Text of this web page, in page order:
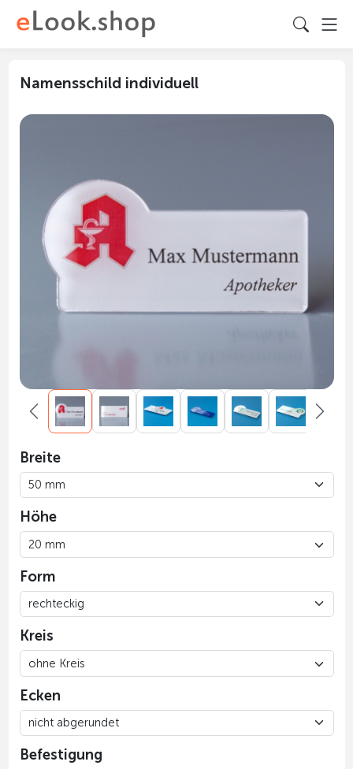
Namensschild individuell
Breite
Höhe
Form
Kreis
Ecken
Befestigung